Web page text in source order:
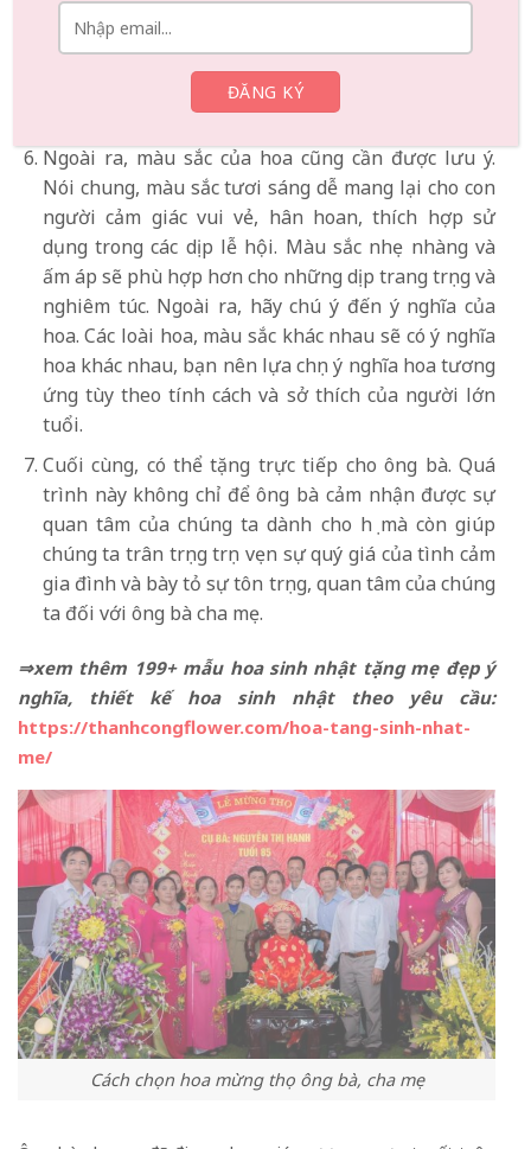
một bó hoa, chúng ta có thể thêm một số yếu tố
mà người lớn tuổi quen thuộc và yêu thích như
ảnh gia đình để tăng giá trị cảm xúc và cá nhân
hóa của món quà.
Ngoài ra, màu sắc của hoa cũng cần được lưu ý.
Nói chung, màu sắc tươi sáng dễ mang lại cho con
người cảm giác vui vẻ, hân hoan, thích hợp sử
dụng trong các dịp lễ hội. Màu sắc nhẹ nhàng và
ấm áp sẽ phù hợp hơn cho những dịp trang trọng và
nghiêm túc. Ngoài ra, hãy chú ý đến ý nghĩa của
hoa. Các loài hoa, màu sắc khác nhau sẽ có ý nghĩa
hoa khác nhau, bạn nên lựa chọn ý nghĩa hoa tương
ứng tùy theo tính cách và sở thích của người lớn
tuổi.
Cuối cùng, có thể tặng trực tiếp cho ông bà. Quá
trình này không chỉ để ông bà cảm nhận được sự
quan tâm của chúng ta dành cho họ mà còn giúp
chúng ta trân trọng trọn vẹn sự quý giá của tình cảm
gia đình và bày tỏ sự tôn trọng, quan tâm của chúng
ta đối với ông bà cha mẹ.
⇒xem thêm 199+ mẫu hoa sinh nhật tặng mẹ đẹp ý
nghĩa, thiết kế hoa sinh nhật theo yêu cầu:
https://thanhcongflower.com/hoa-tang-sinh-nhat-
me/
Cách chọn hoa mừng thọ ông bà, cha mẹ